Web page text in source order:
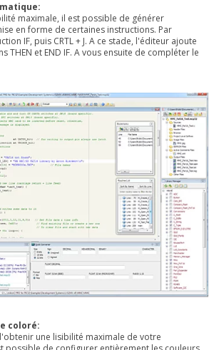
maximale, il est possible de générer
en forme de certaines instructions. Par
IF, puis CRTL + J. A ce stade, l'éditeur ajoute
THEN et END IF. A vous ensuite de compléter le
coloré:
une lisibilité maximale de votre